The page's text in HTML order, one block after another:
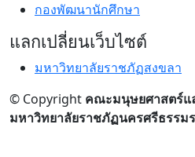
กองพัฒนานักศึกษา
แลกเปลี่ยนเว็บไซต์
มหาวิทยาลัยราชภัฏสงขลา
© Copyright คณะมนุษยศาสตร์แ
มหาวิทยาลัยราชภัฏนครศรีธรรม